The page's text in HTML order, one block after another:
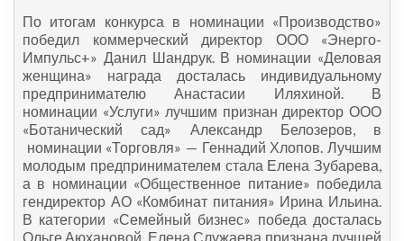
По итогам конкурса в номинации «Производство»
победил коммерческий директор ООО «Энерго-
Импульс+» Данил Шандрук. В номинации «Деловая
женщина» награда досталась индивидуальному
предпринимателю Анастасии Иляхиной. В
номинации «Услуги» лучшим признан директор ООО
«Ботанический сад» Александр Белозеров, в
номинации «Торговля» — Геннадий Хлопов. Лучшим
молодым предпринимателем стала Елена Зубарева,
а в номинации «Общественное питание» победила
гендиректор АО «Комбинат питания» Ирина Ильина.
В категории «Семейный бизнес» победа досталась
Ольге Аюхановой, Елена Служаева признана лучшей